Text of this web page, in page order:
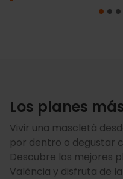
Los planes
Vivir una mascletà
por dentro o degustar
Descubre los mejores
València y disfruta de